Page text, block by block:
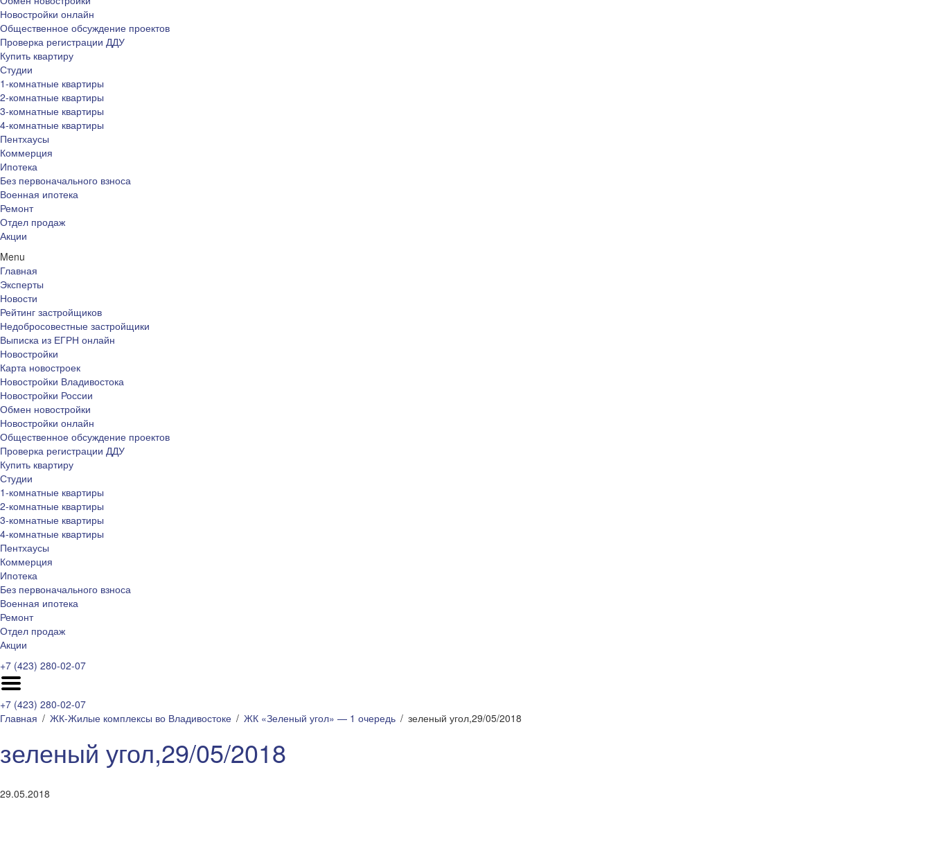
Новостройки онлайн
Общественное обсуждение проектов
Проверка регистрации ДДУ
Купить квартиру
Студии
1-комнатные квартиры
2-комнатные квартиры
3-комнатные квартиры
4-комнатные квартиры
Пентхаусы
Коммерция
Ипотека
Без первоначального взноса
Военная ипотека
Ремонт
Отдел продаж
Акции
Menu
Главная
Эксперты
Новости
Рейтинг застройщиков
Недобросовестные застройщики
Выписка из ЕГРН онлайн
Новостройки
Карта новостроек
Новостройки Владивостока
Новостройки России
Обмен новостройки
Новостройки онлайн
Общественное обсуждение проектов
Проверка регистрации ДДУ
Купить квартиру
Студии
1-комнатные квартиры
2-комнатные квартиры
3-комнатные квартиры
4-комнатные квартиры
Пентхаусы
Коммерция
Ипотека
Без первоначального взноса
Военная ипотека
Ремонт
Отдел продаж
Акции
+7 (423) 280-02-07
+7 (423) 280-02-07
Главная
ЖК-Жилые комплексы во Владивостоке ЖК «Зеленый угол» — 1 очередь зеленый угол,29/05/2018
зеленый угол,29/05/2018
29.05.2018